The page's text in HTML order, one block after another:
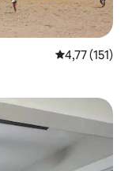
Średnia
4,77 (151)